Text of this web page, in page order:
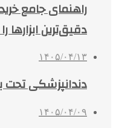
راهنمای جامع
دقیق‌ترین ابزارها
۱۴۰۵/۰۴/۱۳
دندانپزشکی
۱۴۰۵/۰۴/۰۹